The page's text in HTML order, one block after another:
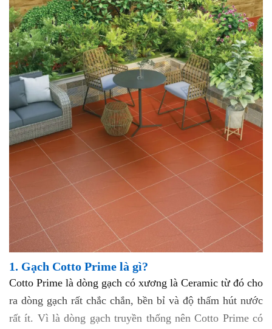
1. Gạch Cotto Prime là gì?
Cotto Prime là dòng gạch có xương là Ceramic từ đó cho
ra dòng gạch rất chắc chắn, bền bỉ và độ thấm hút nước
rất ít. Vì là dòng gạch truyền thống nên Cotto Prime có